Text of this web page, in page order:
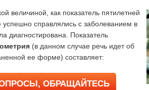
величиной, как показатель пятилетней
справлялись с заболеванием в
диагностирована. Показатель
(в данном случае речь идет об
ее форме) составляет:
ОБРАЩАЙТЕСЬ